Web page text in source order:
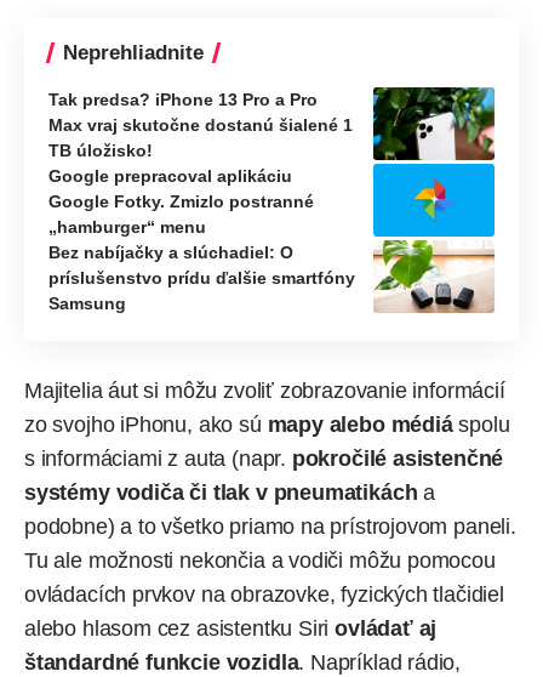
Neprehliadnite
Tak predsa? iPhone 13 Pro a Pro
Max vraj skutočne dostanú šialené 1
TB úložisko!
Google prepracoval aplikáciu
Google Fotky. Zmizlo postranné
„hamburger“ menu
Bez nabíjačky a slúchadiel: O
príslušenstvo prídu ďalšie smartfóny
Samsung
Majitelia áut si môžu zvoliť zobrazovanie informácií
zo svojho iPhonu, ako sú mapy alebo médiáspolu
s informáciami z auta (napr. pokročilé asistenčné
systémy vodiča či tlak v pneumatikách a
podobne) a to všetko priamo na prístrojovom paneli.
Tu ale možnosti nekončia a vodiči môžu pomocou
ovládacích prvkov na obrazovke, fyzických tlačidiel
alebo hlasom cez asistentku Siriovládať aj
štandardné funkcie vozidla. Napríklad rádio,